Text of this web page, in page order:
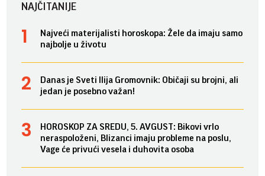
NAJČITANIJE
Najveći materijalisti horoskopa: Žele da imaju samo
najbolje u životu
Danas je Sveti Ilija Gromovnik: Običaji su brojni, ali
jedan je posebno važan!
HOROSKOP ZA SREDU, 5. AVGUST: Bikovi vrlo
neraspoloženi, Blizanci imaju probleme na poslu,
Vage će privući vesela i duhovita osoba